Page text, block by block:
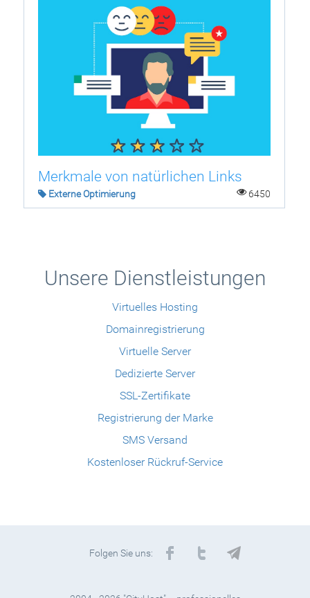
Merkmale von natürlichen Links
Externe Optimierung 6450
Unsere Dienstleistungen
Virtuelles Hosting
Domainregistrierung
Virtuelle Server
Dedizierte Server
SSL-Zertifikate
Registrierung der Marke
SMS Versand
Kostenloser Rückruf-Service
Folgen Sie uns: